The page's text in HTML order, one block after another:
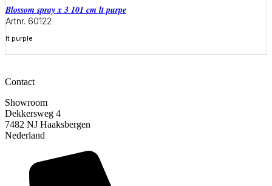
blossom spray x 3 101 cm lt purpe
Artnr. 60122
lt purple
Meer informatie
Contact
Showroom
Dekkersweg 4
7482 NJ Haaksbergen
Nederland